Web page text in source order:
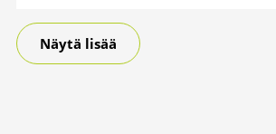
Näytä lisää